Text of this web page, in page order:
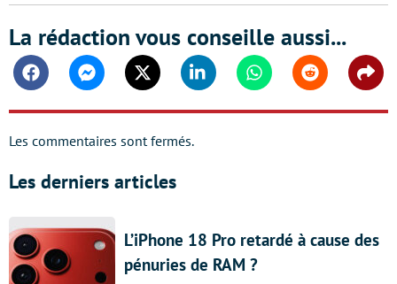
La rédaction vous conseille aussi...
FacebookMessengerTwitter Linkedin WhatsappReddit
Les commentaires sont fermés.
Les derniers articles
L’iPhone 18 Pro retardé à cause des
pénuries de RAM ?